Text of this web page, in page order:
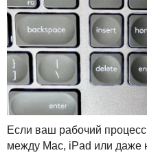
Если ваш рабочий
между Mac, iPad или даже